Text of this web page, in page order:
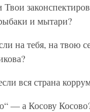
и мытари?
на тебя, на твою
вся страна
— а Косову